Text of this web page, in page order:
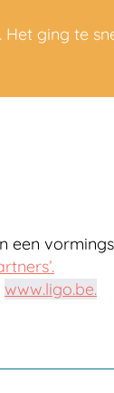
ging te
www.ligo.be.